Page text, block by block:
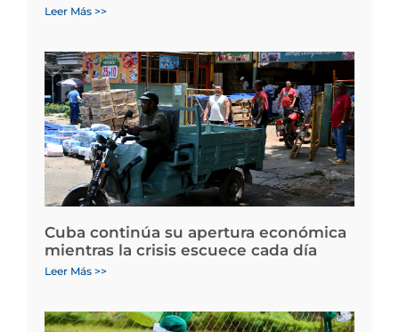
Leer Más >>
Cuba continúa su apertura económica
mientras la crisis escuece cada día
Leer Más >>